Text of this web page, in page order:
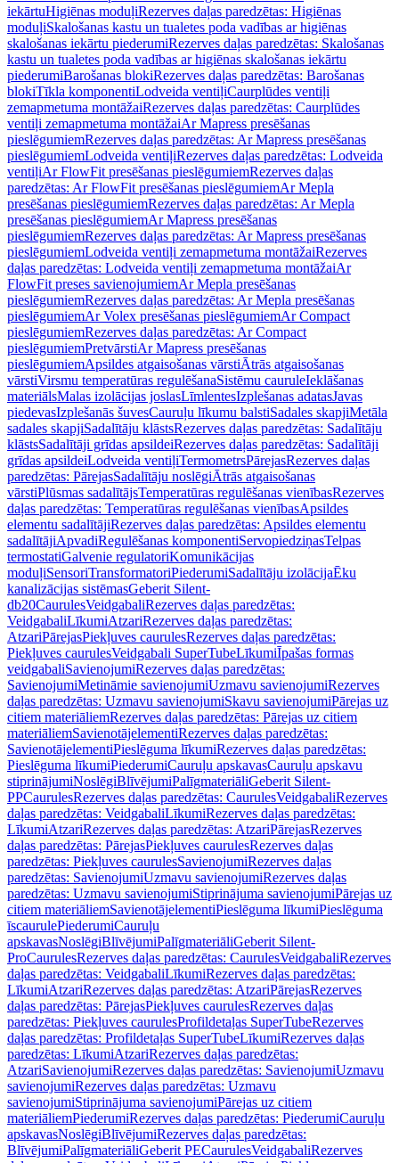
iekārtuHigiēnas moduļiRezerves daļas paredzētas: Higiēnas
moduļiSkalošanas kastu un tualetes poda vadības ar higiēnas
skalošanas iekārtu piederumiRezerves daļas paredzētas: Skalošanas
kastu un tualetes poda vadības ar higiēnas skalošanas iekārtu
piederumiBarošanas blokiRezerves daļas paredzētas: Barošanas
blokiTīkla komponentiLodveida ventiļiCaurplūdes ventiļi
zemapmetuma montāžaiRezerves daļas paredzētas: Caurplūdes
ventiļi zemapmetuma montāžaiAr Mapress presēšanas
pieslēgumiemRezerves daļas paredzētas: Ar Mapress presēšanas
pieslēgumiemLodveida ventiļiRezerves daļas paredzētas: Lodveida
ventiļiAr FlowFit presēšanas pieslēgumiemRezerves daļas
paredzētas: Ar FlowFit presēšanas pieslēgumiemAr Mepla
presēšanas pieslēgumiemRezerves daļas paredzētas: Ar Mepla
presēšanas pieslēgumiemAr Mapress presēšanas
pieslēgumiemRezerves daļas paredzētas: Ar Mapress presēšanas
pieslēgumiemLodveida ventiļi zemapmetuma montāžaiRezerves
daļas paredzētas: Lodveida ventiļi zemapmetuma montāžaiAr
FlowFit preses savienojumiemAr Mepla presēšanas
pieslēgumiemRezerves daļas paredzētas: Ar Mepla presēšanas
pieslēgumiemAr Volex presēšanas pieslēgumiemAr Compact
pieslēgumiemRezerves daļas paredzētas: Ar Compact
pieslēgumiemPretvārstiAr Mapress presēšanas
pieslēgumiemApsildes atgaisošanas vārstiĀtrās atgaisošanas
vārstiVirsmu temperatūras regulēšanaSistēmu cauruleIeklāšanas
materiālsMalas izolācijas joslasLīmlentesIzplešanas adatasJavas
piedevasIzplešanās šuvesCauruļu līkumu balstiSadales skapjiMetāla
sadales skapjiSadalītāju klāstsRezerves daļas paredzētas: Sadalītāju
klāstsSadalītāji grīdas apsildeiRezerves daļas paredzētas: Sadalītāji
grīdas apsildeiLodveida ventiļiTermometrsPārejasRezerves daļas
paredzētas: PārejasSadalītāju noslēgiĀtrās atgaisošanas
vārstiPlūsmas sadalītājsTemperatūras regulēšanas vienībasRezerves
daļas paredzētas: Temperatūras regulēšanas vienībasApsildes
elementu sadalītājiRezerves daļas paredzētas: Apsildes elementu
sadalītājiApvadiRegulēšanas komponentiServopiedziņasTelpas
termostatiGalvenie regulatoriKomunikācijas
moduļiSensoriTransformatoriPiederumiSadalītāju izolācijaĒku
kanalizācijas sistēmasGeberit Silent-
db20CaurulesVeidgabaliRezerves daļas paredzētas:
VeidgabaliLīkumiAtzariRezerves daļas paredzētas:
AtzariPārejasPiekļuves caurulesRezerves daļas paredzētas:
Piekļuves caurulesVeidgabali SuperTubeLīkumiĪpašas formas
veidgabaliSavienojumiRezerves daļas paredzētas:
SavienojumiMetināmie savienojumiUzmavu savienojumiRezerves
daļas paredzētas: Uzmavu savienojumiSkavu savienojumiPārejas uz
citiem materiāliemRezerves daļas paredzētas: Pārejas uz citiem
materiāliemSavienotājelementiRezerves daļas paredzētas:
SavienotājelementiPieslēguma līkumiRezerves daļas paredzētas:
Pieslēguma līkumiPiederumiCauruļu apskavasCauruļu apskavu
stiprinājumiNoslēgiBlīvējumiPalīgmateriāliGeberit Silent-
PPCaurulesRezerves daļas paredzētas: CaurulesVeidgabaliRezerves
daļas paredzētas: VeidgabaliLīkumiRezerves daļas paredzētas:
LīkumiAtzariRezerves daļas paredzētas: AtzariPārejasRezerves
daļas paredzētas: PārejasPiekļuves caurulesRezerves daļas
paredzētas: Piekļuves caurulesSavienojumiRezerves daļas
paredzētas: SavienojumiUzmavu savienojumiRezerves daļas
paredzētas: Uzmavu savienojumiStiprinājuma savienojumiPārejas uz
citiem materiāliemSavienotājelementiPieslēguma līkumiPieslēguma
īscaurulePiederumiCauruļu
apskavasNoslēgiBlīvējumiPalīgmateriāliGeberit Silent-
ProCaurulesRezerves daļas paredzētas: CaurulesVeidgabaliRezerves
daļas paredzētas: VeidgabaliLīkumiRezerves daļas paredzētas:
LīkumiAtzariRezerves daļas paredzētas: AtzariPārejasRezerves
daļas paredzētas: PārejasPiekļuves caurulesRezerves daļas
paredzētas: Piekļuves caurulesProfildetaļas SuperTubeRezerves
daļas paredzētas: Profildetaļas SuperTubeLīkumiRezerves daļas
paredzētas: LīkumiAtzariRezerves daļas paredzētas:
AtzariSavienojumiRezerves daļas paredzētas: SavienojumiUzmavu
savienojumiRezerves daļas paredzētas: Uzmavu
savienojumiStiprinājuma savienojumiPārejas uz citiem
materiāliemPiederumiRezerves daļas paredzētas: PiederumiCauruļu
apskavasNoslēgiBlīvējumiRezerves daļas paredzētas:
BlīvējumiPalīgmateriāliGeberit PECaurulesVeidgabaliRezerves